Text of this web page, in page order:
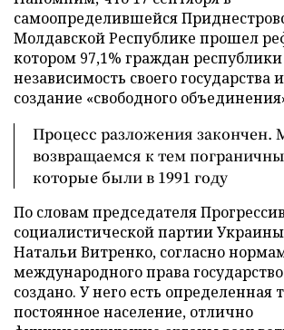
самоопределившейся
Молдавской Республике прошел
котором 97,1% граждан
независимость своего государства
создание «свободного
Процесс разложения
возвращаемся к тем
которые были в 1991 году
По словам председателя
социалистической партии
Натальи Витренко, согласно
международного права
создано. У него есть определенная
постоянное население, отлично